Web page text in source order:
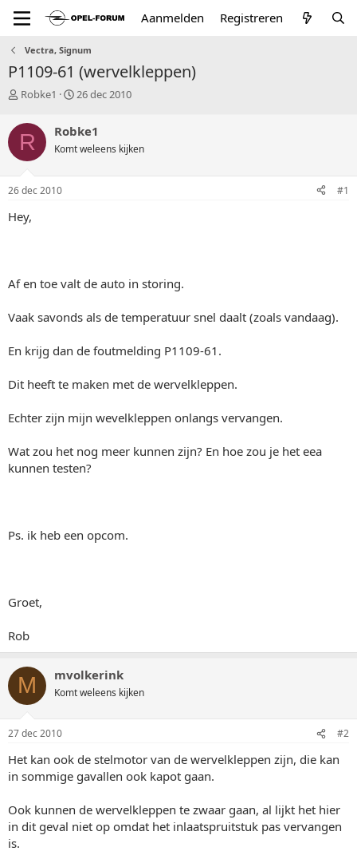
Aanmelden Registreren
Vectra, Signum
P1109-61 (wervelkleppen)
T
p
i
c
s
a
t
Robke1
S
r
t
a
26 dec 2010
R Robke1
Komt weleens kijken
26 dec 2010 #1
Hey,
Af en toe valt de auto in storing.
Vaak savonds als de temperatuur snel daalt (zoals vandaag).
En krijg dan de foutmelding P1109-61.
Dit heeft te maken met de wervelkleppen.
Echter zijn mijn wevelkleppen onlangs vervangen.
Wat zou het nog meer kunnen zijn? En hoe zou je het eea
kunnen testen?
Ps. ik heb een opcom.
Groet,
Rob
M mvolkerink
Komt weleens kijken
27 dec 2010 #2
Het kan ook de stelmotor van de wervelkleppen zijn, die kan
in sommige gavallen ook kapot gaan.
Ook kunnen de wervelkleppen te zwaar gaan, al lijkt het hier
in dit geval niet op omdat het inlaatspruitstuk pas vervangen
is.